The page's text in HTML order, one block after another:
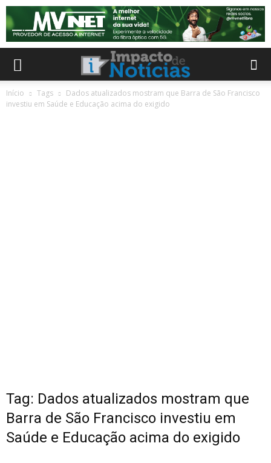
Início Tags
Dados atualizados mostram que Barra de São Francisco
investiu em Saúde e Educação acima do exigido
Tag: Dados atualizados mostram que
Barra de São Francisco investiu em
Saúde e Educação acima do exigido